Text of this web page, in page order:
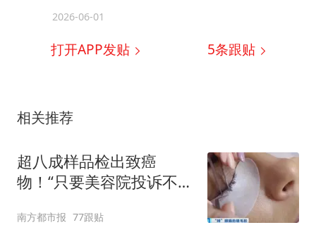
2026-06-01
打开APP发贴 5条跟贴
相关推荐
超八成样品检出致癌
物！“只要美容院投诉不
南方都市报 77跟贴